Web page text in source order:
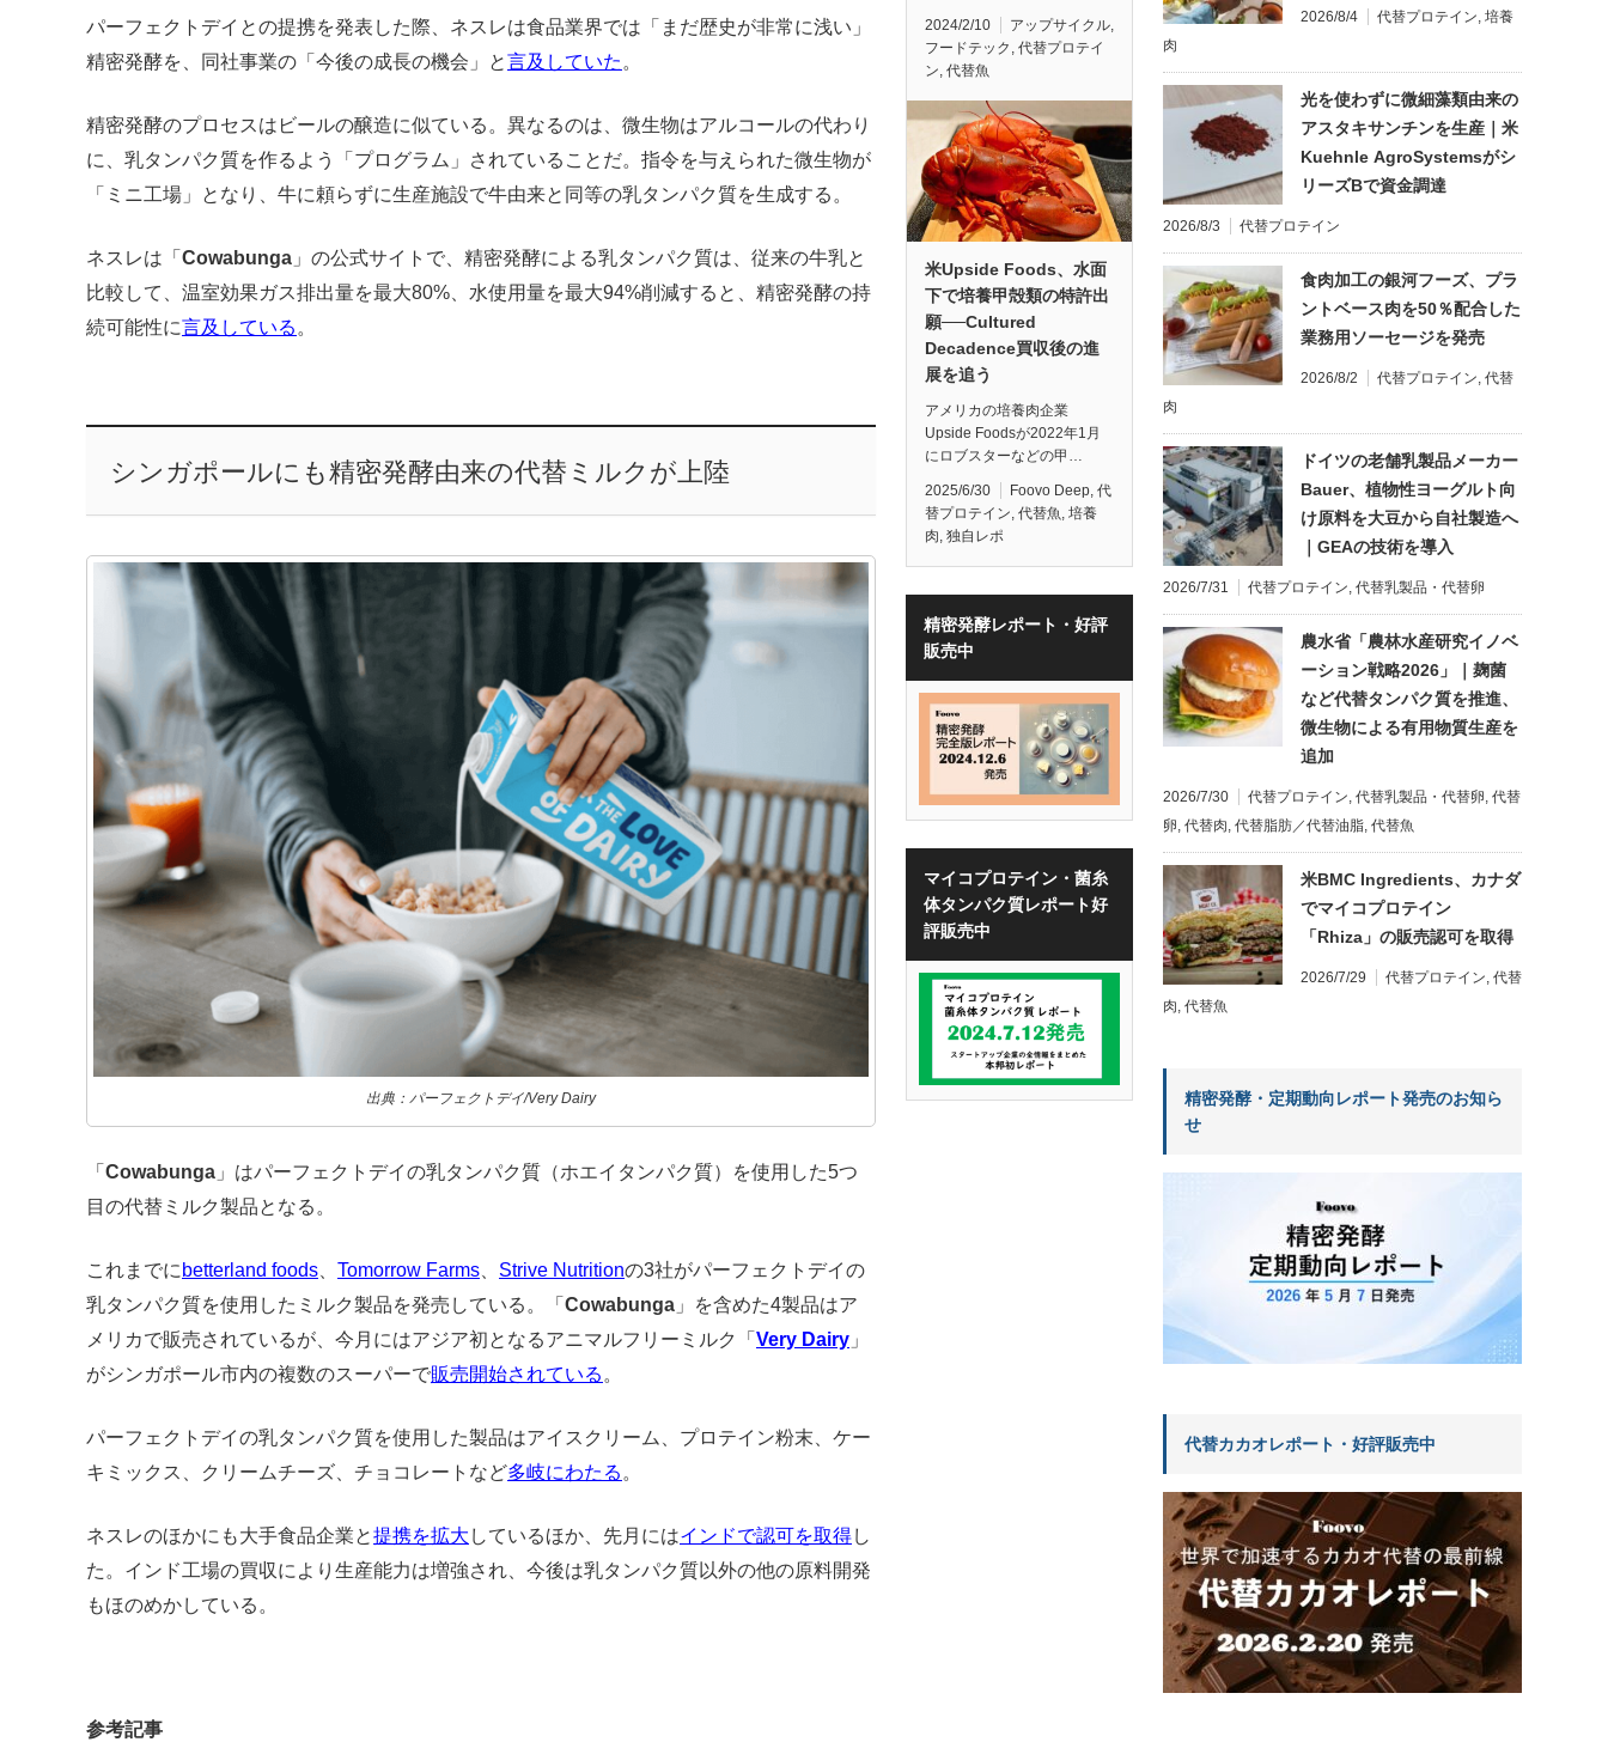
パーフェクトデイとの提携を発表した際、ネスレは食品業界では「まだ歴史が非常に浅い」
精密発酵を、同社事業の「今後の成長の機会」と言及していた 。
精密発酵のプロセスはビールの醸造に似ている。異なるのは、微生物はアルコールの代わり
に、乳タンパク質を作るよう「プログラム」されていることだ。指令を与えられた微生物が
「ミニ工場」となり、牛に頼らずに生産施設で牛由来と同等の乳タンパク質を生成する。
ネスレは「 Cowabunga 」の公式サイトで、精密発酵による乳タンパク質は、従来の牛乳と
比較して、温室効果ガス排出量を最大80%、水使用量を最大94%削減すると、精密発酵の持
続可能性に言及している 。
シンガポールにも精密発酵由来の代替ミルクが上陸
出典：パーフェクトデイ/Very Dairy
「 Cowabunga 」はパーフェクトデイの乳タンパク質（ホエイタンパク質）を使用した5つ
目の代替ミルク製品となる。
これまでに betterland foods Tomorrow Farms Strive Nutritionの3社がパーフェクトデイの
乳タンパク質を使用したミルク製品を発売している。「 Cowabunga 」を含めた4製品はア
メリカで販売されているが、今月にはアジア初となるアニマルフリーミルク「 Very Dairy 」
がシンガポール市内の複数のスーパーで販売開始されている 。
パーフェクトデイの乳タンパク質を使用した製品はアイスクリーム、プロテイン粉末、ケー
キミックス、クリームチーズ、チョコレートなど多岐にわたる 。
ネスレのほかにも大手食品企業と提携を拡大 しているほか、先月にはインドで認可を取得し
た。インド工場の買収により生産能力は増強され、今後は乳タンパク質以外の他の原料開発
もほのめかしている。
参考記事
2024/2/10 アップサイクル,
フードテック , 代替プロテイ
ン, 代替魚
米Upside Foods、水面
下で培養甲殻類の特許出
願──Cultured
Decadence買収後の進
展を追う
アメリカの培養肉企業
Upside Foodsが2022年1月
にロブスターなどの甲…
2025/6/30 Foovo Deep 代
替プロテイン 代替魚 培養
肉 独自レポ
精密発酵レポート・好評
販売中
マイコプロテイン・菌糸
体タンパク質レポート好
評販売中
2026/8/4 代替プロテイン 培養
肉
光を使わずに微細藻類由来の
アスタキサンチンを生産｜米
Kuehnle AgroSystemsがシ
リーズBで資金調達
2026/8/3 代替プロテイン
食肉加工の銀河フーズ、プラ
ントベース肉を50％配合した
業務用ソーセージを発売
2026/8/2 代替プロテイン 代替
肉
ドイツの老舗乳製品メーカー
Bauer、植物性ヨーグルト向
け原料を大豆から自社製造へ
｜GEAの技術を導入
2026/7/31 代替プロテイン 代替乳製品・代替卵
農水省「農林水産研究イノベ
ーション戦略2026」｜麹菌
など代替タンパク質を推進、
微生物による有用物質生産を
追加
2026/7/30 代替プロテイン 代替乳製品・代替卵 代替
卵 代替肉 代替脂肪／代替油脂 代替魚
米BMC Ingredients、カナダ
でマイコプロテイン
「Rhiza」の販売認可を取得
2026/7/29 代替プロテイン 代替
肉 代替魚
精密発酵・定期動向レポート発売のお知ら
せ
代替カカオレポート・好評販売中